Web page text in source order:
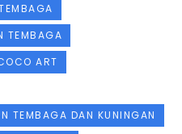
TEMBAGA
ART
TEMBAGA DAN KUNINGAN